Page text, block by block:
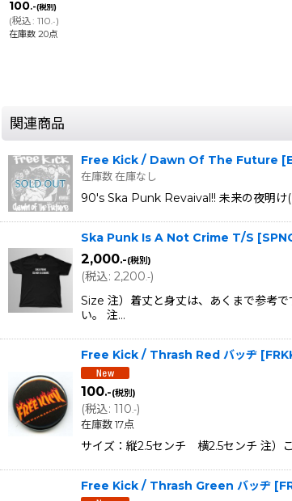
100.-(税別)
(税込: 110 .-)
在庫数 20点
関連商品
Free Kick / Dawn Of The Future
在庫数 在庫なし
90's Ska Punk Revaival!! 未来の夜明
Ska Punk Is A Not Crime T/S [
2,000.-(税別)
(税込: 2,200.-)
Size 注）着丈と身丈は、あくまで参考
い。 注…
Free Kick / Thrash Red バッヂ [
100.-(税別)
(税込: 110.-)
在庫数 17点
サイズ：縦2.5センチ 横2.5センチ 注）
Free Kick / Thrash Green バッヂ [